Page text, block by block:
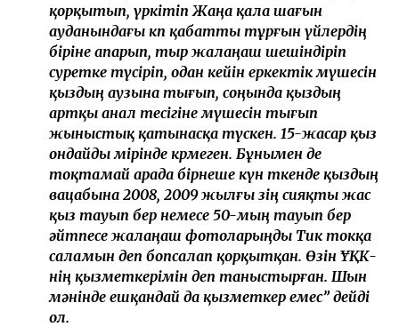
қорқытып, үркітіп Жаңа қала шағын
ауданындағы көп қабатты тұрғын үйлердің
біріне апарып, тыр жалаңаш шешіндіріп
суретке түсіріп, одан кейін еркектік мүшесін
қыздың аузына тығып, соңында қыздың
артқы анал тесігіне мүшесін тығып
жыныстық қатынасқа түскен. 15-жасар қыз
ондайды өмірінде көрмеген. Бұнымен де
тоқтамай арада бірнеше күн өткенде қыздың
вацабына 2008, 2009 жылғы өзің сияқты жас
қыз тауып бер немесе 50-мың тауып бер
әйтпесе жалаңаш фотоларыңды Тик токқа
саламын деп бопсалап қорқытқан. Өзін ҰҚК-
нің қызметкерімін деп таныстырған. Шын
мәнінде ешқандай да қызметкер емес” дейді
ол.